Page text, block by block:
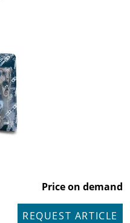
Price on demand
REQUEST ARTICLE